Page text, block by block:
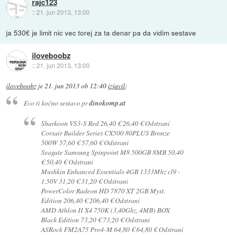
::21. jun 2013, 13:00
ja 530€ je limit nic vec torej za ta denar pa da vidim sestave
iloveboobz
::21. jun 2013, 13:00
iloveboobz je21. jun 2013 ob 12:40izjavil:
Evo ti kočno sestavo prdinokomp.at
Sharkoon VS3-S Red 26,40 € 26,40 € Odstrani
Corsair Builder Series CX500 80PLUS Bronze
500W 57,60 € 57,60 € Odstrani
Seagate Samsung Spinpoint M8 500GB 8MB 50,40
€ 50,40 € Odstrani
Mushkin Enhanced Essentials 4GB 1333Mhz cl9 -
1.50V 31,20 € 31,20 € Odstrani
PowerColor Radeon HD 7870 XT 2GB Myst.
Edition 206,40 € 206,40 € Odstrani
AMD Athlon II X4 750K (3,40Ghz, 4MB) BOX
Black Edition 73,20 € 73,20 € Odstrani
ASRock FM2A75 Pro4-M 64,80 € 64,80 € Odstrani